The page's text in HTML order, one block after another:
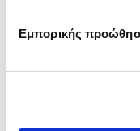
Εμπορικής